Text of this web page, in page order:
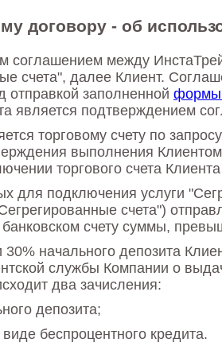
договору - об
между
счета", далее Клиент.
заполненной формы
является подтверждением
торговому счету по
выполнения
торгового счета
подключения услуги
счета")
счету суммы,
начального депозита
службы Компании о
два зачисления:
депозита;
беспроцентного кредита.